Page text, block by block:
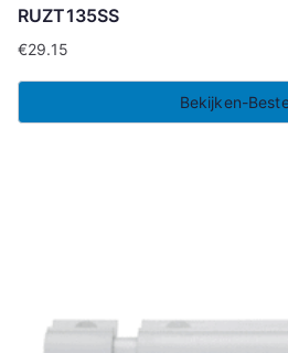
RUZT135SS
€29.15
Bekijken-